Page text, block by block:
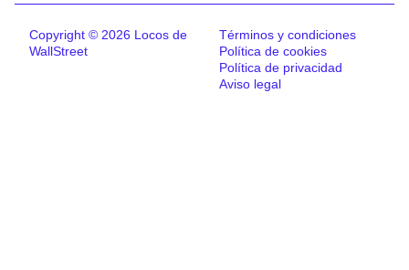
Copyright © 2026 Locos de
WallStreet
Términos y condiciones
Política de cookies
Política de privacidad
Aviso legal